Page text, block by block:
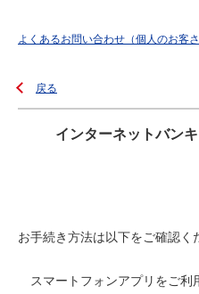
よくあるお問い合わせ（個人のお客さ
戻る
インターネットバン
お手続き方法は以下をご確認く
スマートフォンアプリをご利